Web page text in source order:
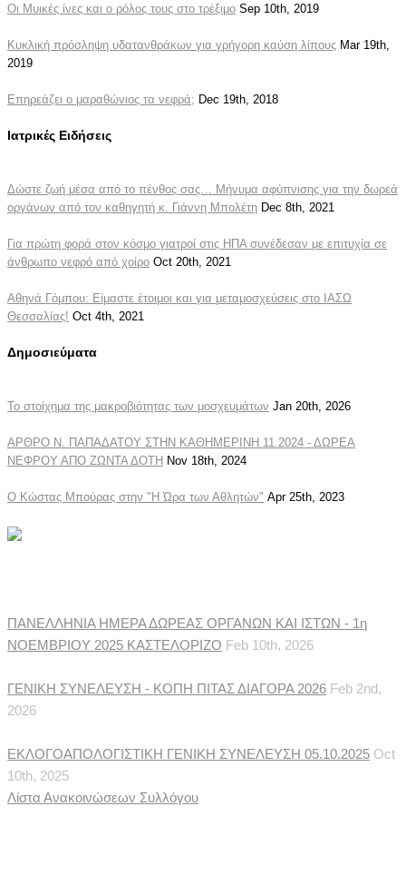
Οι Μυικές ίνες και ο ρόλος τους στο τρέξιμο Sep 10th, 2019
Κυκλική πρόσληψη υδατανθράκων για γρήγορη καύση λίπους Mar 19th,
2019
Επηρεάζει ο μαραθώνιος τα νεφρά; Dec 19th, 2018
Ιατρικές Ειδήσεις
Δώστε ζωή μέσα από το πένθος σας… Μήνυμα αφύπνισης για την δωρεά
οργάνων από τον καθηγητή κ. Γιάννη Μπολέτη Dec 8th, 2021
Για πρώτη φορά στον κόσμο γιατροί στις ΗΠΑ συνέδεσαν με επιτυχία σε
άνθρωπο νεφρό από χοίρο Oct 20th, 2021
Αθηνά Γόμπου: Είμαστε έτοιμοι και για μεταμοσχεύσεις στο ΙΑΣΩ
Θεσσαλίας! Oct 4th, 2021
Δημοσιεύματα
Το στοίχημα της μακροβιότητας των μοσχευμάτων Jan 20th, 2026
ΑΡΘΡΟ Ν. ΠΑΠΑΔΑΤΟΥ ΣΤΗΝ ΚΑΘΗΜΕΡΙΝΗ 11.2024 - ΔΩΡΕΑ
ΝΕΦΡΟΥ ΑΠΟ ΖΩΝΤΑ ΔΟΤΗ Nov 18th, 2024
Ο Κώστας Μπούρας στην "Η Ώρα των Αθλητών" Apr 25th, 2023
ΠΑΝΕΛΛΗΝΙΑ ΗΜΕΡΑ ΔΩΡΕΑΣ ΟΡΓΑΝΩΝ ΚΑΙ ΙΣΤΩΝ - 1η
ΝΟΕΜΒΡΙΟΥ 2025 ΚΑΣΤΕΛΟΡΙΖΟ Feb 10th, 2026
ΓΕΝΙΚΗ ΣΥΝΕΛΕΥΣΗ - ΚΟΠΗ ΠΙΤΑΣ ΔΙΑΓΟΡΑ 2026 Feb 2nd,
2026
ΕΚΛΟΓΟΑΠΟΛΟΓΙΣΤΙΚΗ ΓΕΝΙΚΗ ΣΥΝΕΛΕΥΣΗ 05.10.2025 Oct
10th, 2025
Λίστα Ανακοινώσεων Συλλόγου